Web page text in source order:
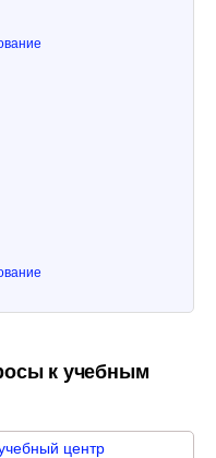
к учебным
центр